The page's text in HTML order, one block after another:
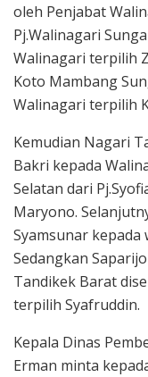
oleh Penjabat
Pj.Walinagari
Walinagari terpilih
Koto Mambang
Walinagari terpilih
Kemudian Nagari
Bakri kepada
Selatan dari
Maryono.
Syamsunar
Sedangkan
Tandikek Barat
terpilih Syafruddin.
Kepala Dinas
Erman minta